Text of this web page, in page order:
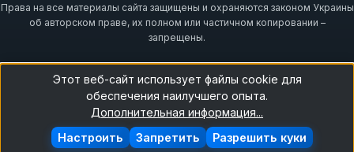
Права на все материалы сайта защищены и охраняются законом Украины
об авторском праве, их полном или частичном копировании –
запрещены.
Этот веб-сайт использует файлы cookie для
обеспечения наилучшего опыта.
Дополнительная информация...
Запретить
Настроить Разрешить куки